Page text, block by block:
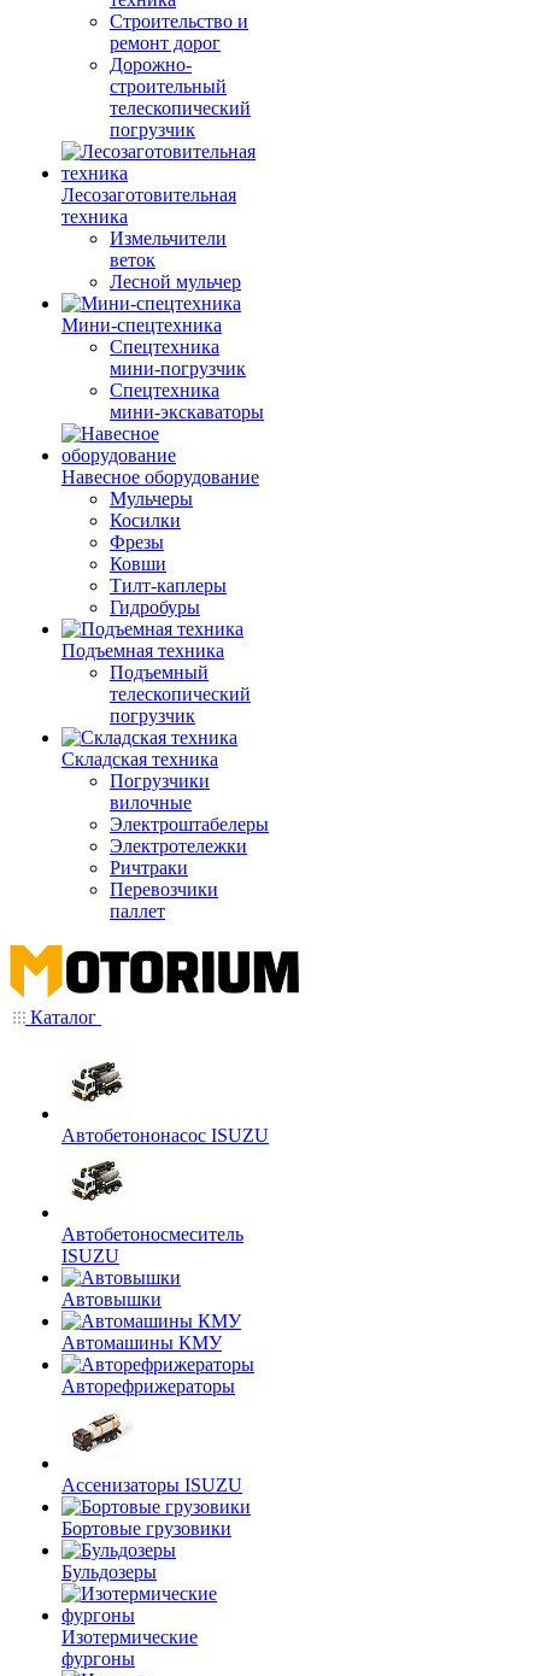
Строительство и
ремонт дорог
Дорожно-
строительный
телескопический
погрузчик
Лесозаготовительная
техника
Измельчители
веток
Лесной мульчер
Мини-спецтехника
Спецтехника
мини-погрузчик
Спецтехника
мини-экскаваторы
Навесное оборудование
Мульчеры
Косилки
Фрезы
Ковши
Тилт-каплеры
Гидробуры
Подъемная техника
Подъемный
телескопический
погрузчик
Складская техника
Погрузчики
вилочные
Электроштабелеры
Электротележки
Ричтраки
Перевозчики
паллет
Каталог
Автобетононасос ISUZU
Автобетоносмеситель
ISUZU
Автовышки
Автомашины КМУ
Авторефрижераторы
Ассенизаторы ISUZU
Бортовые грузовики
Бульдозеры
Изотермические
фургоны